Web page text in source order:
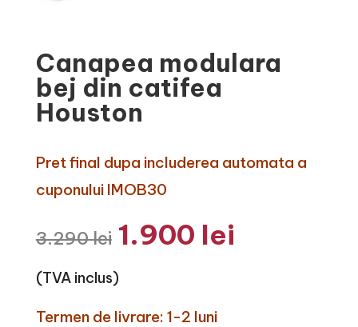
Canapea modulara
bej din catifea
Houston
Pret final dupa includerea automata a
cuponului IMOB30
3.290lei Prețul
inițial
afost:
3.290 lei.
1.900 lei
(TVA inclus)
Termen de livrare: 1-2 luni